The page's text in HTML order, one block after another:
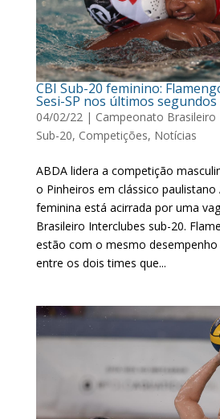
CBI Sub-20 feminino:
Sesi-SP nos últimos
04/02/22 | Campeonato Brasileiro
Sub-20, Competições, Notícias
ABDA lidera a competição
o Pinheiros em clássico paulistano
feminina está acirrada por uma
Brasileiro Interclubes sub-20.
estão com o mesmo
entre os dois times que...